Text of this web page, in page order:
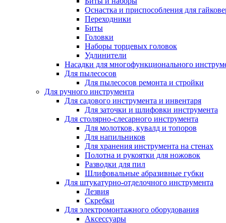
Оснастка и приспособления для
Переходники
Биты
Головки
Наборы торцевых головок
Удлинители
Насадки для многофункционального
Для пылесосов
Для пылесосов ремонта и стройки
Для ручного инструмента
Для садового инструмента и инвентаря
Для заточки и шлифовки инструмента
Для столярно-слесарного инструмента
Для молотков, кувалд и топоров
Для напильников
Для хранения инструмента на стенах
Полотна и рукоятки для ножовок
Разводки для пил
Шлифовальные абразивные губки
Для штукатурно-отделочного инструмента
Лезвия
Скребки
Для электромонтажного оборудования
Аксессуары